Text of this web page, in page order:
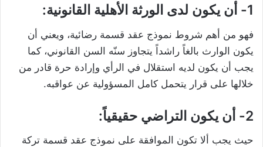
1- أن يكون لدى الورثة الأهلية القانونية:
فهو من أهم شروط نموذج عقد قسمة رضائية، ويعني أن
يكون الوارث بالغاً راشداً يتجاوز سنّه السن القانوني، كما
يجب أن يكون لديه استقلال في الرأي وإرادة حرة قادر من
خلالها على قرار يتحمل كامل المسؤولية عن عواقبه.
2- أن يكون التراضي حقيقياً:
حيث يجب ألا تكون الموافقة على نموذج عقد قسمة تركة